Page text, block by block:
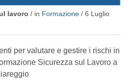
lavoro / in Formazione / 6 Luglio
per valutare e gestire i rischi in
Sicurezza sul Lavoro a